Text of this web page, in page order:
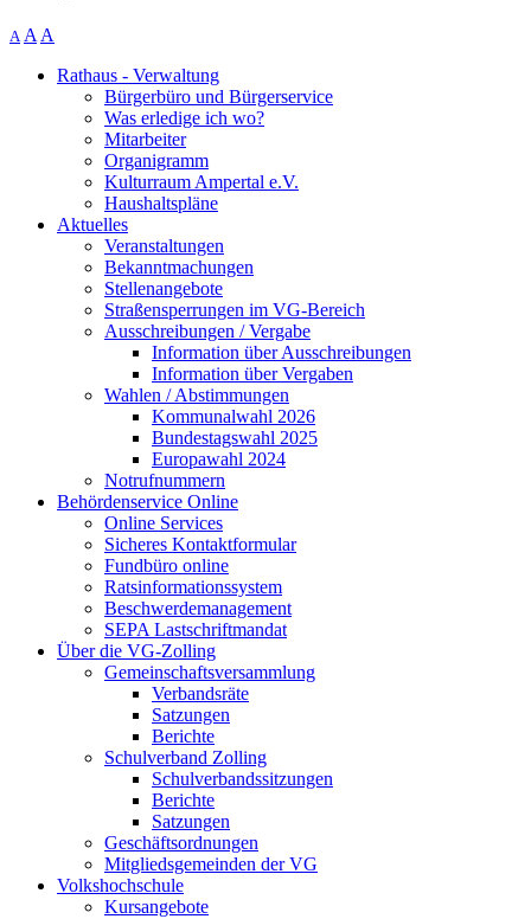
A A A
Rathaus - Verwaltung
Bürgerbüro und Bürgerservice
Was erledige ich wo?
Mitarbeiter
Organigramm
Kulturraum Ampertal e.V.
Haushaltspläne
Aktuelles
Veranstaltungen
Bekanntmachungen
Stellenangebote
Straßensperrungen im VG-Bereich
Ausschreibungen / Vergabe
Information über Ausschreibungen
Information über Vergaben
Wahlen / Abstimmungen
Kommunalwahl 2026
Bundestagswahl 2025
Europawahl 2024
Notrufnummern
Behördenservice Online
Online Services
Sicheres Kontaktformular
Fundbüro online
Ratsinformationssystem
Beschwerdemanagement
SEPA Lastschriftmandat
Über die VG-Zolling
Gemeinschaftsversammlung
Verbandsräte
Satzungen
Berichte
Schulverband Zolling
Schulverbandssitzungen
Berichte
Satzungen
Geschäftsordnungen
Mitgliedsgemeinden der VG
Volkshochschule
Kursangebote